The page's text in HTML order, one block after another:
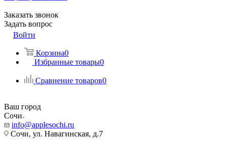
Заказать звонок
Задать вопрос
Войти
Корзина0
Избранные товары0
Сравнение товаров0
Ваш город
Сочи
info@applesochi.ru
Сочи, ул. Навагинская, д.7